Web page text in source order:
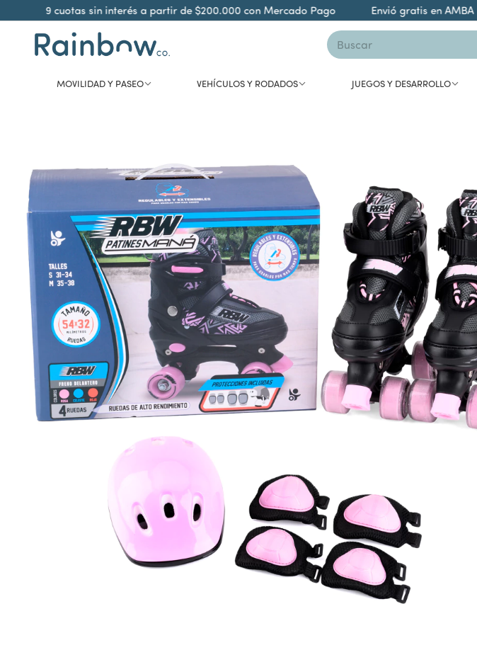
9 cuotas sin interés a partir de $200.000 con Mercado Pago Envió gratis en AMBA
MOVILIDAD Y PASEO VEHÍCULOS Y RODADOS JUEGOS Y DESARROLLO